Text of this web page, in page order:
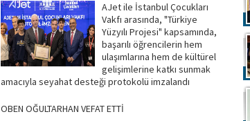
AJet ile İstanbul Çocukları
Vakfı arasında, "Türkiye
Yüzyılı Projesi" kapsamında,
başarılı öğrencilerin hem
ulaşımlarına hem de kültürel
gelişimlerine katkı sunmak
amacıyla seyahat desteği protokolü imzalandı
OBEN OĞULTARHAN VEFAT ETTİ